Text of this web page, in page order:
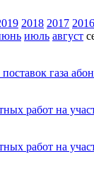
2018 2017 2016
июль август
газа
работ на
работ на